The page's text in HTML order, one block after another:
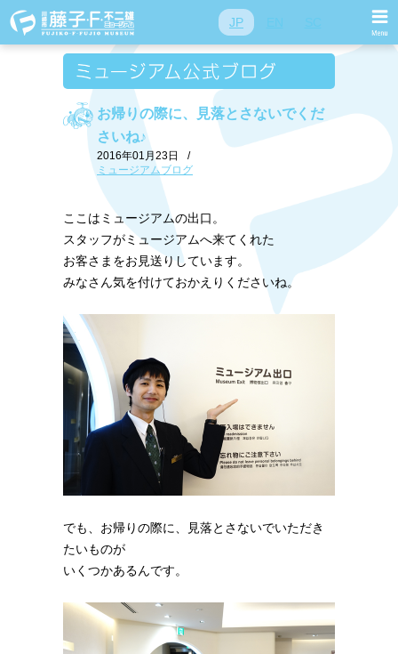
JP
お帰りの際に、見落とさないでくだ
さいね♪
2016年01月23日
/
ミュージアムブログ
ここはミュージアムの出口。
スタッフがミュージアムへ来てくれた
お客さまをお見送りしています。
みなさん気を付けておかえりくださいね。
でも、お帰りの際に、見落とさないでいただき
たいものが
いくつかあるんです。